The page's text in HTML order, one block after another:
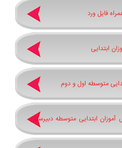
فایل ورد
ابتدایی
متوسطه اول و دوم
ابتدایی متوسطه دبیرستان